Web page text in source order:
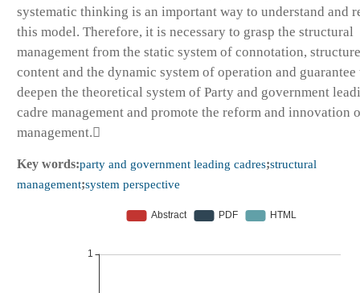
systematic thinking is an important way to understand and
this model. Therefore, it is necessary to grasp the structural
management from the static system of connotation,
content and the dynamic system of operation and guarantee
deepen the theoretical system of Party and government
cadre management and promote the reform and innovation
management.
Key words:party and government leading cadres;structural
management;system perspective